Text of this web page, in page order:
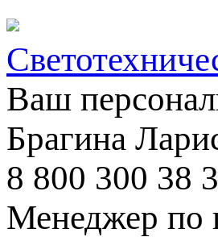
Ваш
Брагина
8 800 300 38
Менеджер по